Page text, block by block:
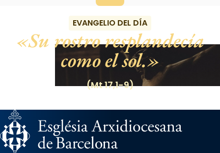
EVANGELIO DEL DÍA
Su rostro resplandecía
como el sol.
(Mt 17,1-9)